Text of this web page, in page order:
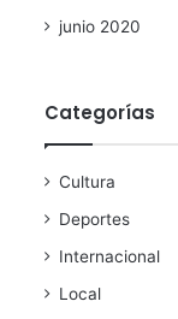
junio 2020
Categorías
Cultura
Deportes
Internacional
Local